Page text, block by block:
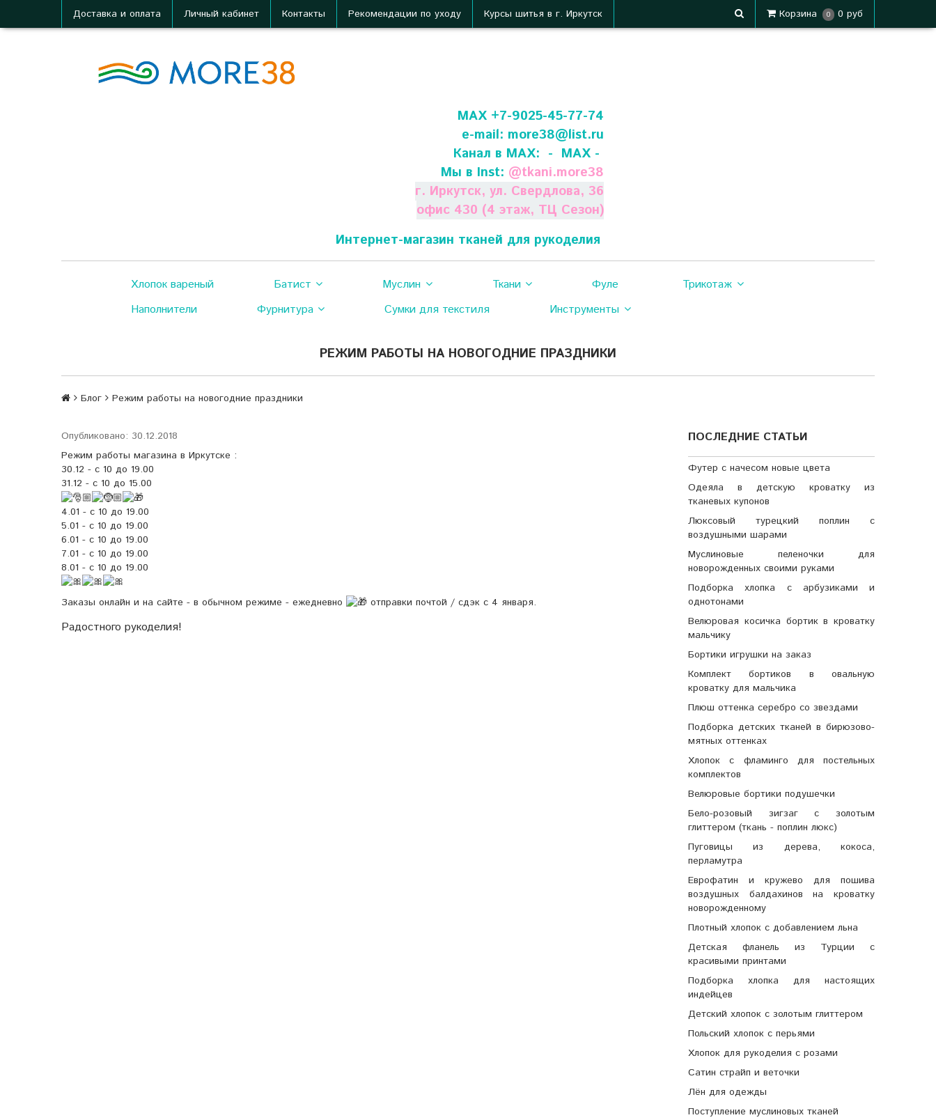
Доставка и оплата Личный кабинет Контакты Рекомендации по уходу Курсы шитья в г. Иркутск Корзина 0 0 руб
МАХ +7-9025-45-77-74
e-mail: more38@list.ru
Канал в МАХ: - МАХ -
Мы в Inst: @tkani.more38
г. Иркутск, ул. Свердлова, 36
офис 430 (4 этаж, ТЦ Сезон)
Интернет-магазин тканей для рукоделия
Хлопок вареный Батист Муслин Ткани Фуле
Трикотаж
Наполнители
Фурнитура Сумки для текстиля Инструменты
РЕЖИМ РАБОТЫ НА НОВОГОДНИЕ ПРАЗДНИКИ
Блог Режим работы на новогодние праздники
Опубликовано: 30.12.2018
Режим работы магазина в Иркутске :
30.12 - с 10 до 19.00
31.12 - с 10 до 15.00
4.01 - с 10 до 19.00
5.01 - с 10 до 19.00
6.01 - с 10 до 19.00
7.01 - с 10 до 19.00
8.01 - с 10 до 19.00
Заказы онлайн и на сайте - в обычном режиме - ежедневно отправки почтой / сдэк с 4 января.
Радостного рукоделия!
ПОСЛЕДНИЕ СТАТЬИ
Футер с начесом новые цвета
Одеяла в детскую кроватку из
тканевых купонов
Люксовый турецкий поплин с
воздушными шарами
Муслиновые пеленочки для
новорожденных своими руками
Подборка хлопка с арбузиками и
однотонами
Велюровая косичка бортик в кроватку
мальчику
Бортики игрушки на заказ
Комплект бортиков в овальную
кроватку для мальчика
Плюш оттенка серебро со звездами
Подборка детских тканей в бирюзово-
мятных оттенках
Хлопок с фламинго для постельных
комплектов
Велюровые бортики подушечки
Бело-розовый зигзаг с золотым
глиттером (ткань - поплин люкс)
Пуговицы из дерева, кокоса,
перламутра
Еврофатин и кружево для пошива
воздушных балдахинов на кроватку
новорожденному
Плотный хлопок с добавлением льна
Детская фланель из Турции с
красивыми принтами
Подборка хлопка для настоящих
индейцев
Детский хлопок с золотым глиттером
Польский хлопок с перьями
Хлопок для рукоделия с розами
Сатин страйп и веточки
Лён для одежды
Поступление муслиновых тканей